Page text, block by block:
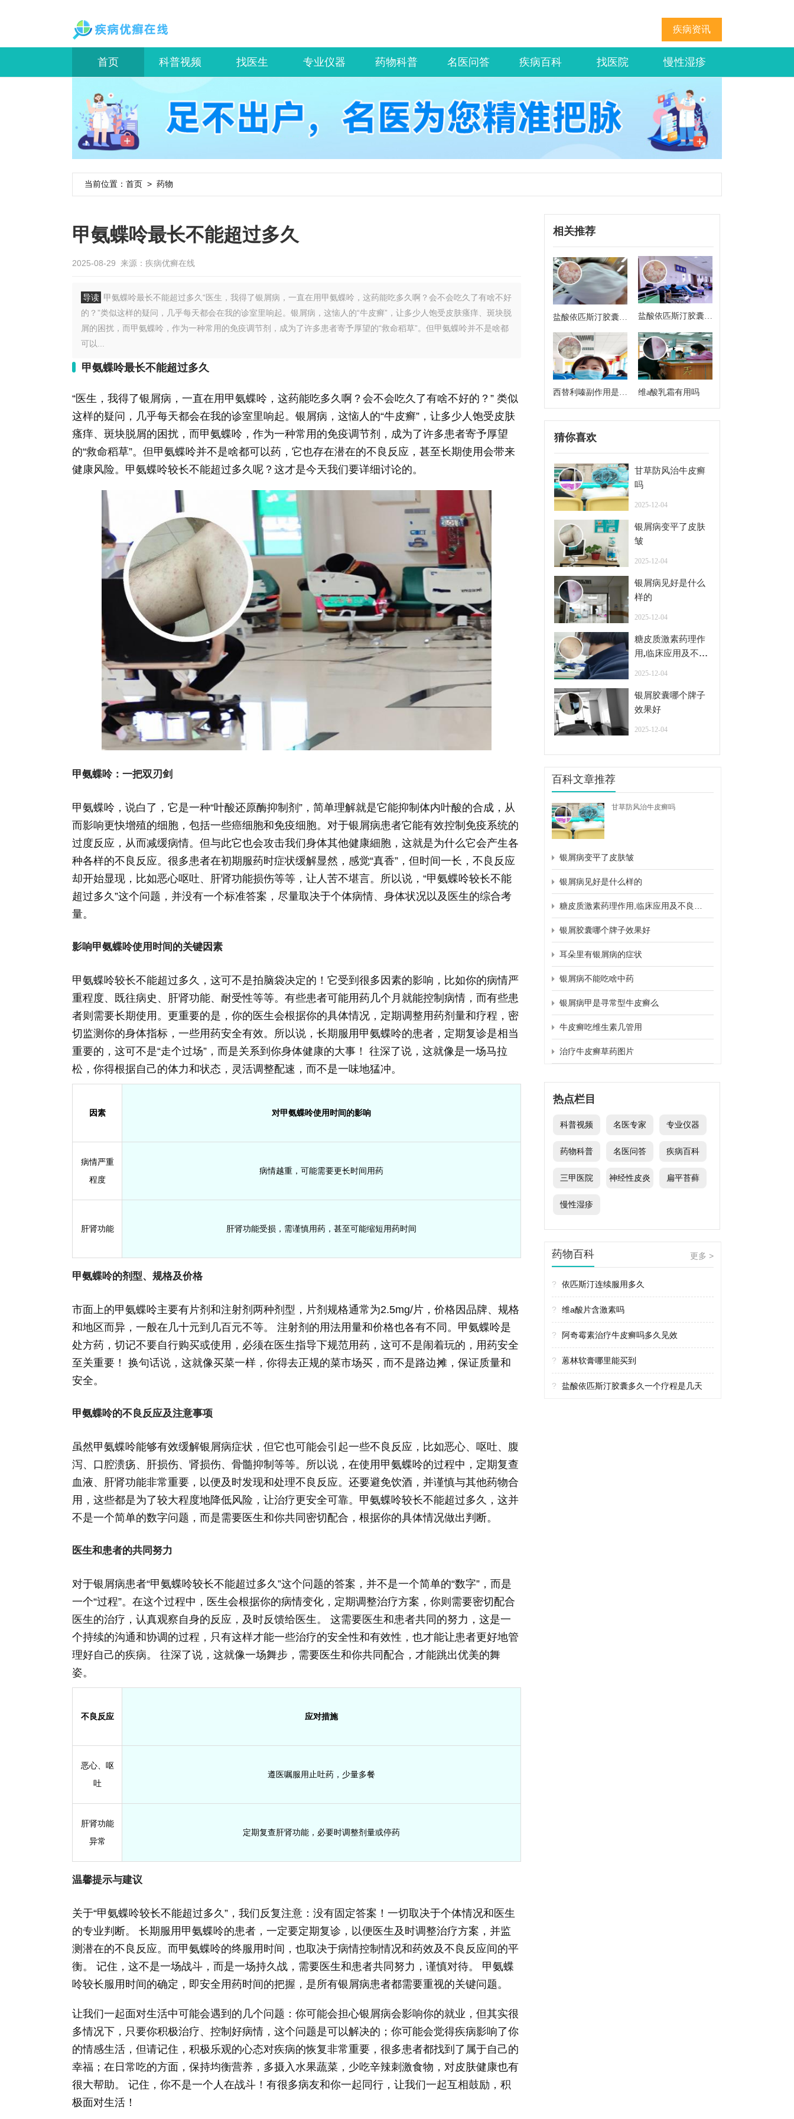
疾病资讯
首页 科普视频 找医生 专业仪器 药物科普 名医问答 疾病百科 找医院 慢性湿疹
当前位置： 首页 > 药物
甲氨蝶呤最长不能超过多久
2025-08-29 来源： 疾病优癣在线
导读 甲氨蝶呤最长不能超过多久“医生，我得了银屑病，一直在用甲氨蝶呤，这药能吃多久啊？会不会吃久了有啥不好
的？”类似这样的疑问，几乎每天都会在我的诊室里响起。银屑病，这恼人的“牛皮癣”，让多少人饱受皮肤瘙痒、斑块脱
屑的困扰，而甲氨蝶呤，作为一种常用的免疫调节剂，成为了许多患者寄予厚望的“救命稻草”。但甲氨蝶呤并不是啥都
可以...
甲氨蝶呤最长不能超过多久
“医生，我得了银屑病，一直在用甲氨蝶呤，这药能吃多久啊？会不会吃久了有啥不好的？” 类似
这样的疑问，几乎每天都会在我的诊室里响起。银屑病，这恼人的“牛皮癣”，让多少人饱受皮肤
瘙痒、斑块脱屑的困扰，而甲氨蝶呤，作为一种常用的免疫调节剂，成为了许多患者寄予厚望
的“救命稻草”。但甲氨蝶呤并不是啥都可以药，它也存在潜在的不良反应，甚至长期使用会带来
健康风险。甲氨蝶呤较长不能超过多久呢？这才是今天我们要详细讨论的。
甲氨蝶呤：一把双刃剑
甲氨蝶呤，说白了，它是一种“叶酸还原酶抑制剂”，简单理解就是它能抑制体内叶酸的合成，从
而影响更快增殖的细胞，包括一些癌细胞和免疫细胞。对于银屑病患者它能有效控制免疫系统的
过度反应，从而减缓病情。但与此它也会攻击我们身体其他健康細胞，这就是为什么它会产生各
种各样的不良反应。很多患者在初期服药时症状缓解显然，感觉“真香”，但时间一长，不良反应
却开始显现，比如恶心呕吐、肝肾功能损伤等等，让人苦不堪言。所以说，“甲氨蝶呤较长不能
超过多久”这个问题，并没有一个标准答案，尽量取决于个体病情、身体状况以及医生的综合考
量。
影响甲氨蝶呤使用时间的关键因素
甲氨蝶呤较长不能超过多久，这可不是拍脑袋决定的！它受到很多因素的影响，比如你的病情严
重程度、既往病史、肝肾功能、耐受性等等。有些患者可能用药几个月就能控制病情，而有些患
者则需要长期使用。更重要的是，你的医生会根据你的具体情况，定期调整用药剂量和疗程，密
切监测你的身体指标，一些用药安全有效。所以说，长期服用甲氨蝶呤的患者，定期复诊是相当
重要的，这可不是“走个过场”，而是关系到你身体健康的大事！ 往深了说，这就像是一场马拉
松，你得根据自己的体力和状态，灵活调整配速，而不是一味地猛冲。
因素 对甲氨蝶呤使用时间的影响
病情严重
程度
病情越重，可能需要更长时间用药
肝肾功能 肝肾功能受损，需谨慎用药，甚至可能缩短用药时间
甲氨蝶呤的剂型、规格及价格
市面上的甲氨蝶呤主要有片剂和注射剂两种剂型，片剂规格通常为2.5mg/片，价格因品牌、规格
和地区而异，一般在几十元到几百元不等。 注射剂的用法用量和价格也各有不同。甲氨蝶呤是
处方药，切记不要自行购买或使用，必须在医生指导下规范用药，这可不是闹着玩的，用药安全
至关重要！ 换句话说，这就像买菜一样，你得去正规的菜市场买，而不是路边摊，保证质量和
安全。
甲氨蝶呤的不良反应及注意事项
虽然甲氨蝶呤能够有效缓解银屑病症状，但它也可能会引起一些不良反应，比如恶心、呕吐、腹
泻、口腔溃疡、肝损伤、肾损伤、骨髓抑制等等。所以说，在使用甲氨蝶呤的过程中，定期复查
血液、肝肾功能非常重要，以便及时发现和处理不良反应。还要避免饮酒，并谨慎与其他药物合
用，这些都是为了较大程度地降低风险，让治疗更安全可靠。甲氨蝶呤较长不能超过多久，这并
不是一个简单的数字问题，而是需要医生和你共同密切配合，根据你的具体情况做出判断。
医生和患者的共同努力
对于银屑病患者“甲氨蝶呤较长不能超过多久”这个问题的答案，并不是一个简单的“数字”，而是
一个“过程”。在这个过程中，医生会根据你的病情变化，定期调整治疗方案，你则需要密切配合
医生的治疗，认真观察自身的反应，及时反馈给医生。 这需要医生和患者共同的努力，这是一
个持续的沟通和协调的过程，只有这样才能一些治疗的安全性和有效性，也才能让患者更好地管
理好自己的疾病。 往深了说，这就像一场舞步，需要医生和你共同配合，才能跳出优美的舞
姿。
不良反应 应对措施
恶心、呕
吐
遵医嘱服用止吐药，少量多餐
肝肾功能
异常
定期复查肝肾功能，必要时调整剂量或停药
温馨提示与建议
关于“甲氨蝶呤较长不能超过多久”，我们反复注意：没有固定答案！一切取决于个体情况和医生
的专业判断。 长期服用甲氨蝶呤的患者，一定要定期复诊，以便医生及时调整治疗方案，并监
测潜在的不良反应。而甲氨蝶呤的终服用时间，也取决于病情控制情况和药效及不良反应间的平
衡。 记住，这不是一场战斗，而是一场持久战，需要医生和患者共同努力，谨慎对待。 甲氨蝶
呤较长服用时间的确定，即安全用药时间的把握，是所有银屑病患者都需要重视的关键问题。
让我们一起面对生活中可能会遇到的几个问题：你可能会担心银屑病会影响你的就业，但其实很
多情况下，只要你积极治疗、控制好病情，这个问题是可以解决的；你可能会觉得疾病影响了你
的情感生活，但请记住，积极乐观的心态对疾病的恢复非常重要，很多患者都找到了属于自己的
幸福；在日常吃的方面，保持均衡营养，多摄入水果蔬菜，少吃辛辣刺激食物，对皮肤健康也有
很大帮助。 记住，你不是一个人在战斗！有很多病友和你一起同行，让我们一起互相鼓励，积
极面对生活！
相关推荐
盐酸依匹斯汀胶囊多
久一个疗程是几天
盐酸依匹斯汀胶囊来
西替利嗪副作用是什
么
维a酸乳霜有用吗
猜你喜欢
甘草防风治牛皮癣
吗
2025-12-04
银屑病变平了皮肤
皱
2025-12-04
银屑病见好是什么
样的
2025-12-04
糖皮质激素药理作
用,临床应用及不良
2025-12-04
银屑胶囊哪个牌子
效果好
2025-12-04
百科文章推荐
甘草防风治牛皮癣吗
银屑病变平了皮肤皱
银屑病见好是什么样的
银屑胶囊哪个牌子效果好
耳朵里有银屑病的症状
银屑病不能吃啥中药
银屑病甲是寻常型牛皮癣么
牛皮癣吃维生素几管用
治疗牛皮癣草药图片
热点栏目
科普视频 名医专家 专业仪器
药物科普 名医问答 疾病百科
三甲医院 神经性皮炎 扁平苔藓
慢性湿疹
药物百科 更多 >
? 依匹斯汀连续服用多久
? 维a酸片含激素吗
? 阿奇霉素治疗牛皮癣吗多久见效
? 蒽林软膏哪里能买到
? 盐酸依匹斯汀胶囊多久一个疗程是几天